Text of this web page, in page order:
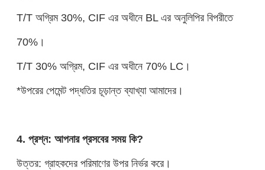
T/T অগ্রিম 30%, CIF এর অধীনে BL এর অনুলিপির বিপরীতে
70%।
T/T 30% অগ্রিম, CIF এর অধীনে 70% LC।
*উপরের পেমেন্ট পদ্ধতির চূড়ান্ত ব্যাখ্যা আমাদের।
4. প্রশ্ন: আপনার প্রসবের সময় কি?
উত্তর: গ্রাহকদের পরিমাণের উপর নির্ভর করে।